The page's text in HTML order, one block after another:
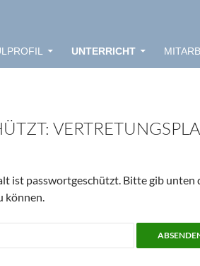
UNTERRICHT
ist passwortgeschützt. Bitte gib unten
können.